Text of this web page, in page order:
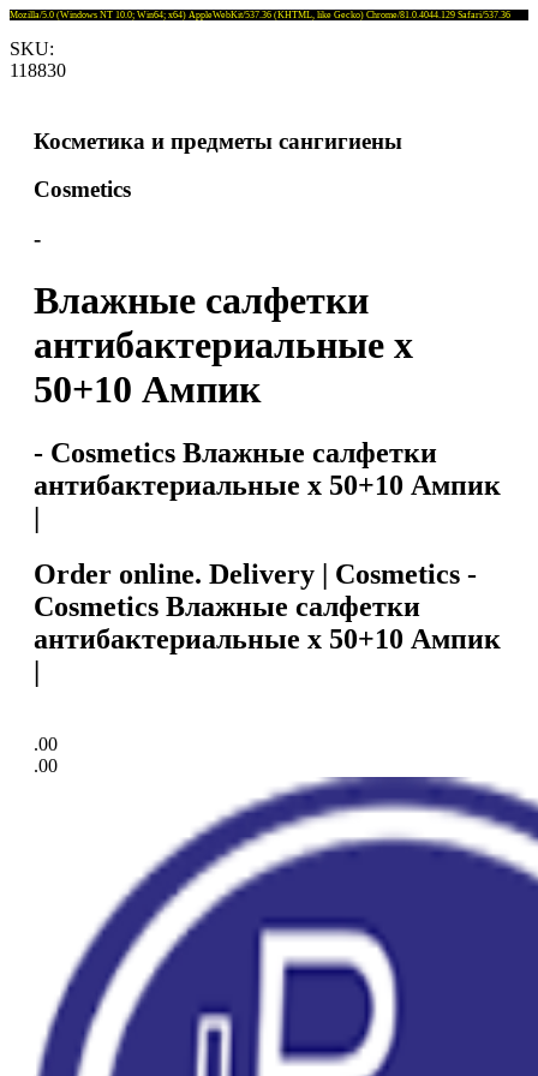
Mozilla/5.0 (Windows NT 10.0; Win64; x64) AppleWebKit/537.36 (KHTML, like Gecko) Chrome/81.0.4044.129 Safari/537.36
SKU:
118830
Косметика и предметы сангигиены
Cosmetics
-
Влажные салфетки
антибактериальные x
50+10 Ампик
- Cosmetics Влажные салфетки
антибактериальные x 50+10 Ампик
|
Order online. Delivery | Cosmetics -
Cosmetics Влажные салфетки
антибактериальные x 50+10 Ампик
|
.00
.00